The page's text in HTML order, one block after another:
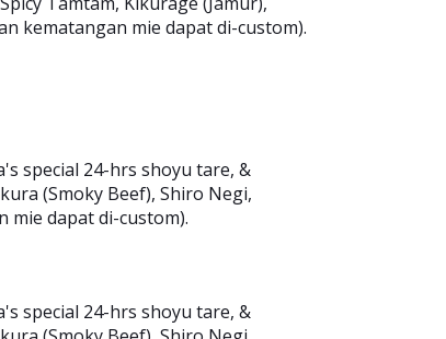
kematangan mie dapat di-custom).
special 24-hrs shoyu tare, &
(Smoky Beef), Shiro Negi,
mie dapat di-custom).
special 24-hrs shoyu tare, &